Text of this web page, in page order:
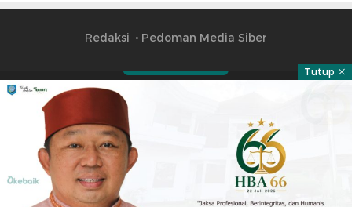
Redaksi Pedoman Media Siber
Tutup